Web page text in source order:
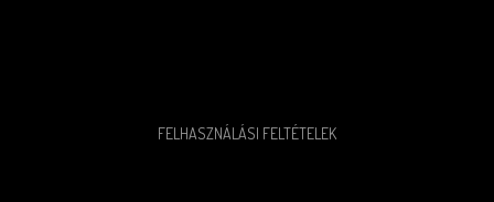
FELHASZNÁLÁSI FELTÉTELEK